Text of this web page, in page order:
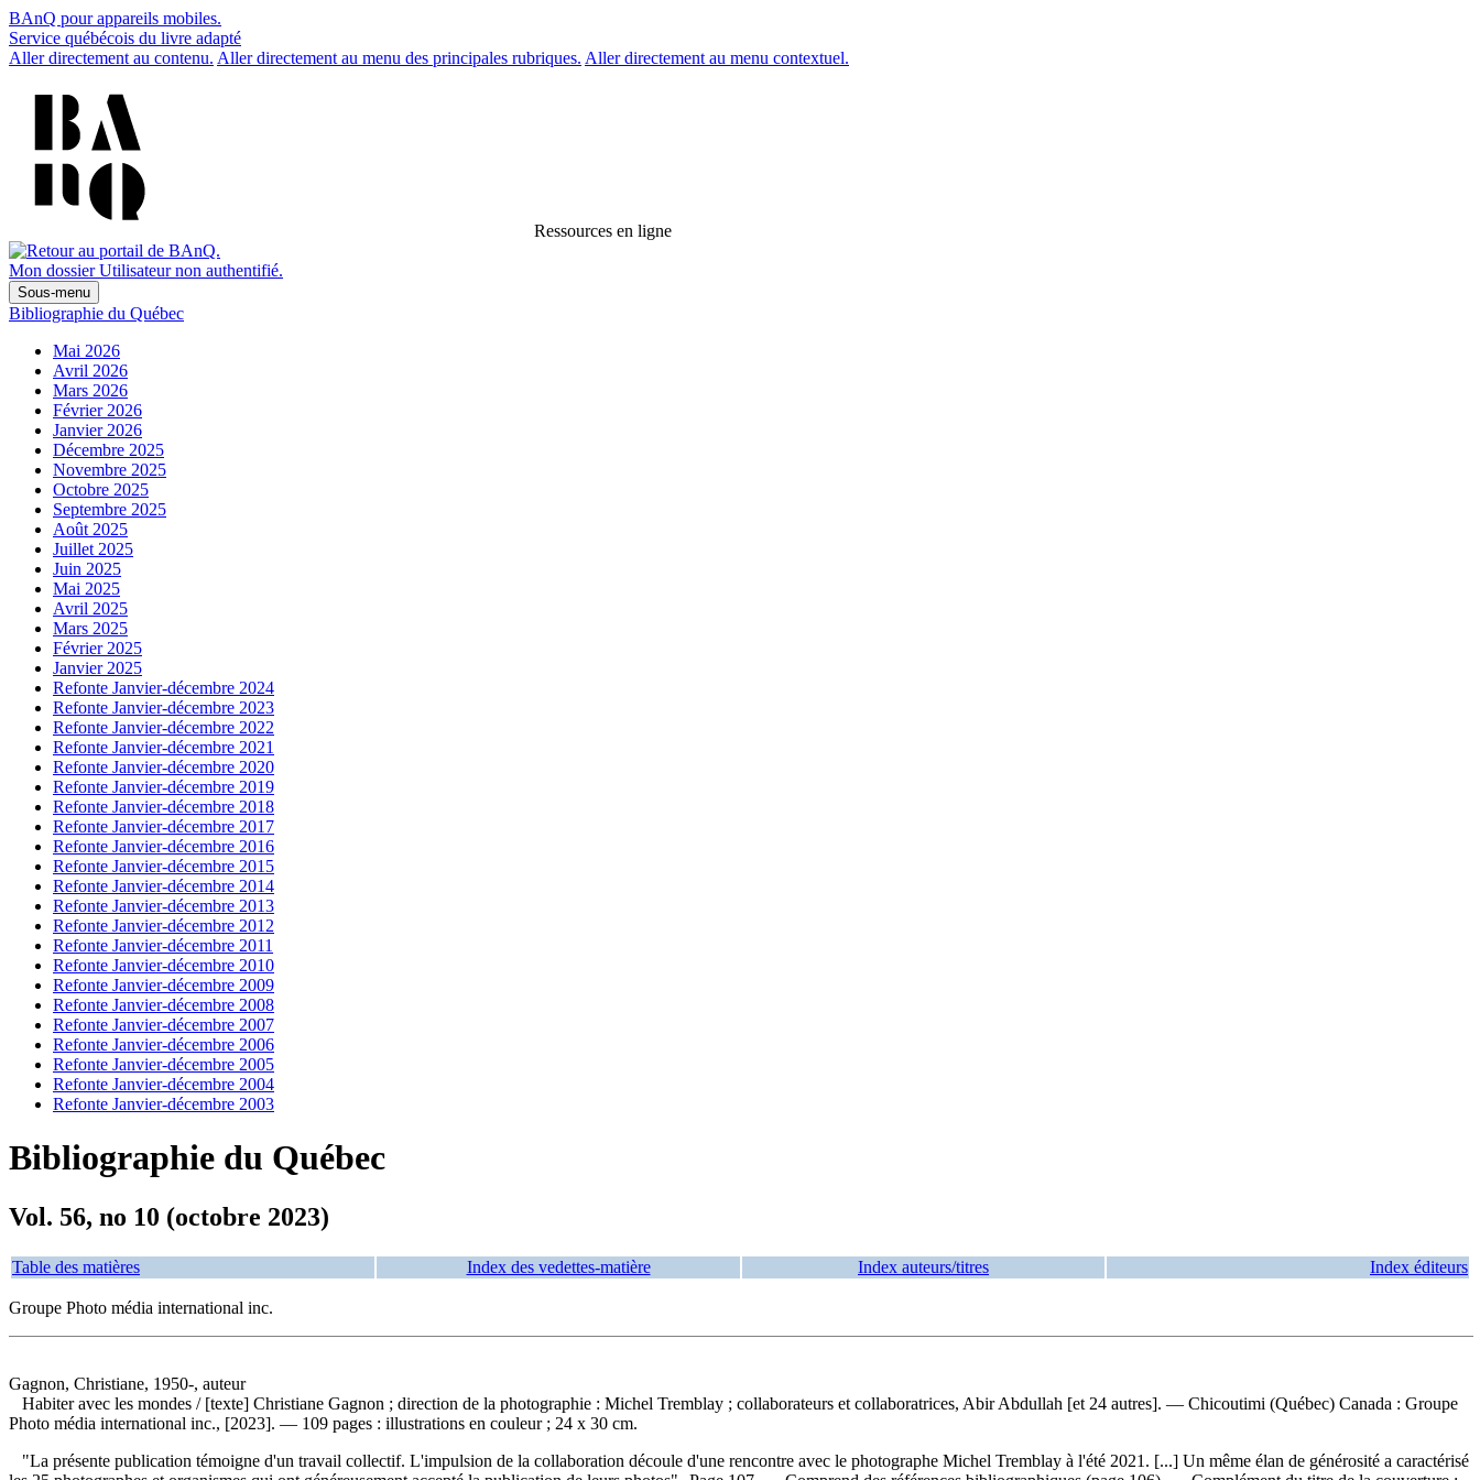
BAnQ pour appareils mobiles.
Service québécois du livre adapté
Aller directement au contenu. Aller directement au menu des principales rubriques. Aller directement au menu contextuel.
Ressources en ligne
Mon dossier Utilisateur non authentifié.
Sous-menu
Bibliographie du Québec
Mai 2026
Avril 2026
Mars 2026
Février 2026
Janvier 2026
Décembre 2025
Novembre 2025
Octobre 2025
Septembre 2025
Août 2025
Juillet 2025
Juin 2025
Mai 2025
Avril 2025
Mars 2025
Février 2025
Janvier 2025
Refonte Janvier-décembre 2024
Refonte Janvier-décembre 2023
Refonte Janvier-décembre 2022
Refonte Janvier-décembre 2021
Refonte Janvier-décembre 2020
Refonte Janvier-décembre 2019
Refonte Janvier-décembre 2018
Refonte Janvier-décembre 2017
Refonte Janvier-décembre 2016
Refonte Janvier-décembre 2015
Refonte Janvier-décembre 2014
Refonte Janvier-décembre 2013
Refonte Janvier-décembre 2012
Refonte Janvier-décembre 2011
Refonte Janvier-décembre 2010
Refonte Janvier-décembre 2009
Refonte Janvier-décembre 2008
Refonte Janvier-décembre 2007
Refonte Janvier-décembre 2006
Refonte Janvier-décembre 2005
Refonte Janvier-décembre 2004
Refonte Janvier-décembre 2003
Bibliographie du Québec
Vol. 56, no 10 (octobre 2023)
Table des matières Index des vedettes-matière Index auteurs/titres Index éditeurs
Groupe Photo média international inc.
Gagnon, Christiane, 1950-, auteur
Habiter avec les mondes / [texte] Christiane Gagnon ; direction de la photographie : Michel Tremblay ; collaborateurs et collaboratrices, Abir Abdullah [et 24 autres]. — Chicoutimi (Québec) Canada : Groupe
Photo média international inc., [2023]. — 109 pages : illustrations en couleur ; 24 x 30 cm.
"La présente publication témoigne d'un travail collectif. L'impulsion de la collaboration découle d'une rencontre avec le photographe Michel Tremblay à l'été 2021. [...] Un même élan de générosité a caractérisé